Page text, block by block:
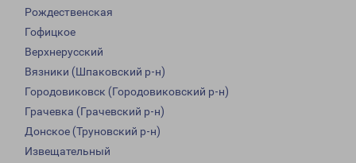
Рождественская
Гофицкое
Верхнерусский
Вязники (Шпаковский р-н)
Городовиковск (Городовиковский р-н)
Грачевка (Грачевский р-н)
Донское (Труновский р-н)
Извещательный